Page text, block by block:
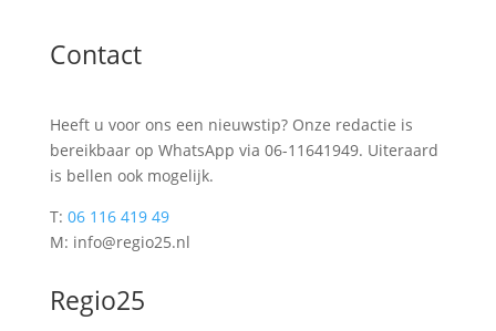
Contact
Heeft u voor ons een nieuwstip? Onze redactie is
bereikbaar op WhatsApp via 06-11641949. Uiteraard
is bellen ook mogelijk.
T: 06 116 419 49
M: info@regio25.nl
Regio25